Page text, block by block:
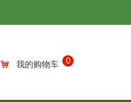
낙 我的购物车 0